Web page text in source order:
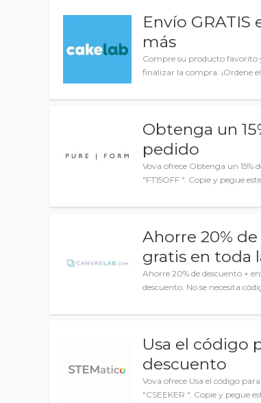
Envío
más
Compre su producto favorito
finalizar la compra. ¡Ordene
Obtenga un
pedido
Vova ofrece Obtenga un 15%
"FT15OFF ". Copie y pegue
Ahorre 20%
gratis en toda
Ahorre 20% de descuento +
descuento. No se necesita
Usa el código
descuento
Vova ofrece Usa el código
"CSEEKER ". Copie y pegue